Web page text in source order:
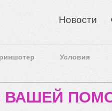
Новости
Условия
ВАШЕЙ